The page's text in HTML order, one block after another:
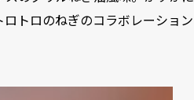
トロのねぎのコラボレーション